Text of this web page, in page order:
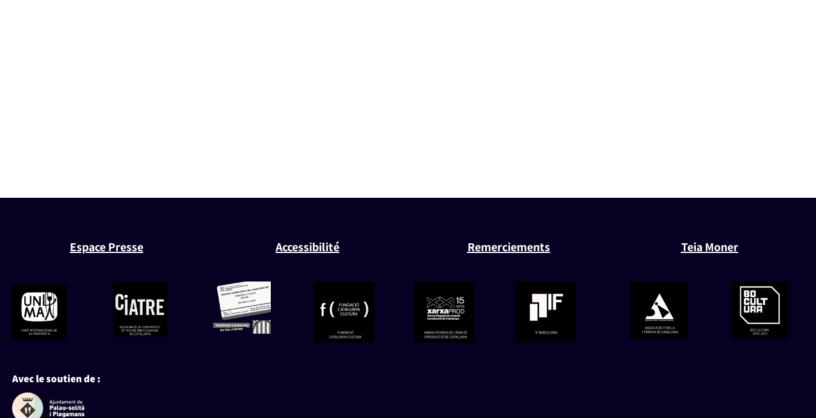
Espace Presse Accessibilité Remerciements Teia Moner
Avec le soutien de :